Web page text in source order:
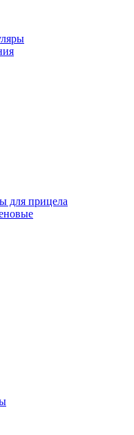
для прицела